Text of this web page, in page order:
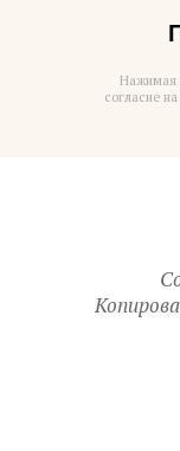
Нажимая
согласие